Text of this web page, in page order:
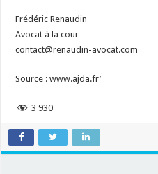
Frédéric Renaudin
Avocat à la cour
contact@renaudin-avocat.com
Source : www.ajda.fr’
3 930